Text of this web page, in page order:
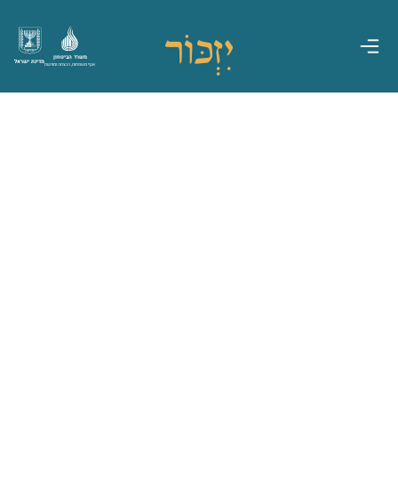
מדינת ישראל
משרד הביטחון
אגף משפחות, הנצחה ומורשת